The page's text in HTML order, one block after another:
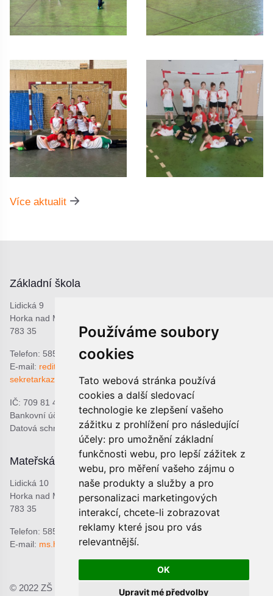
Používáme soubory
cookies
Tato webová stránka používá
cookies a další sledovací
technologie ke zlepšení vašeho
zážitku z prohlížení pro následující
účely: pro umožnění základní
funkčnosti webu, pro lepší zážitek z
webu, pro měření vašeho zájmu o
naše produkty a služby a pro
personalizaci marketingových
interakcí, chcete-li zobrazovat
reklamy které jsou pro vás
relevantnější.
OK
Upravit mé předvolby
Více aktualit
Základní škola
Lidická 9
Horka nad Moravou
783 35
Telefon: 585 378 047
E-mail: reditel@zshorka.cz
sekretarkazshorka@seznam.cz
IČ: 709 81 493
Bankovní účet: 1809609309/0800
Datová schránka: bjema48
Mateřská škola
Lidická 10
Horka nad Moravou
783 35
Telefon: 585 378 068
E-mail: ms.horka@seznam.cz
Školní jídelna
Lidická 9
Horka nad Moravou
783 35
Telefon: 601 537 678
© 2022 ZŠ a MŠ Horka nad Moravou, p.o.; Prohlášení o